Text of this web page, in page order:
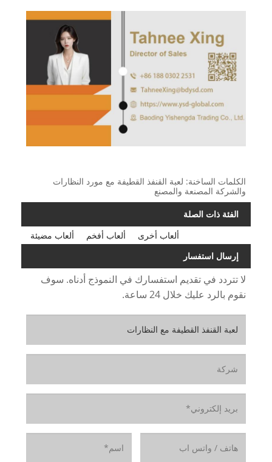
الكلمات الساخنة: لعبة القنفذ القطيفة مع مورد النظارات
والشركة المصنعة والمصنع
الفئة ذات الصلة
ألعاب مضيئة
ألعاب أفخم
ألعاب أخرى
إرسال استفسار
لا تتردد في تقديم استفسارك في النموذج أدناه. سوف
نقوم بالرد عليك خلال 24 ساعة.